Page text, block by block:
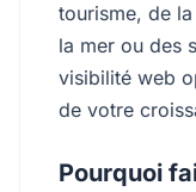
tourisme, de
la mer ou des
visibilité web
de votre
Pourquoi